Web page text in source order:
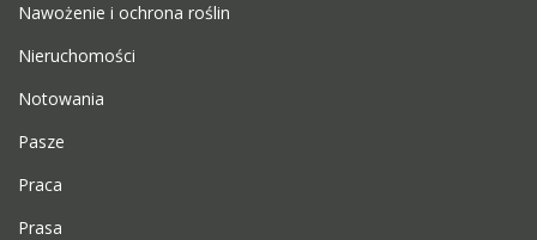
Nawożenie i ochrona roślin
Nieruchomości
Notowania
Pasze
Praca
Prasa